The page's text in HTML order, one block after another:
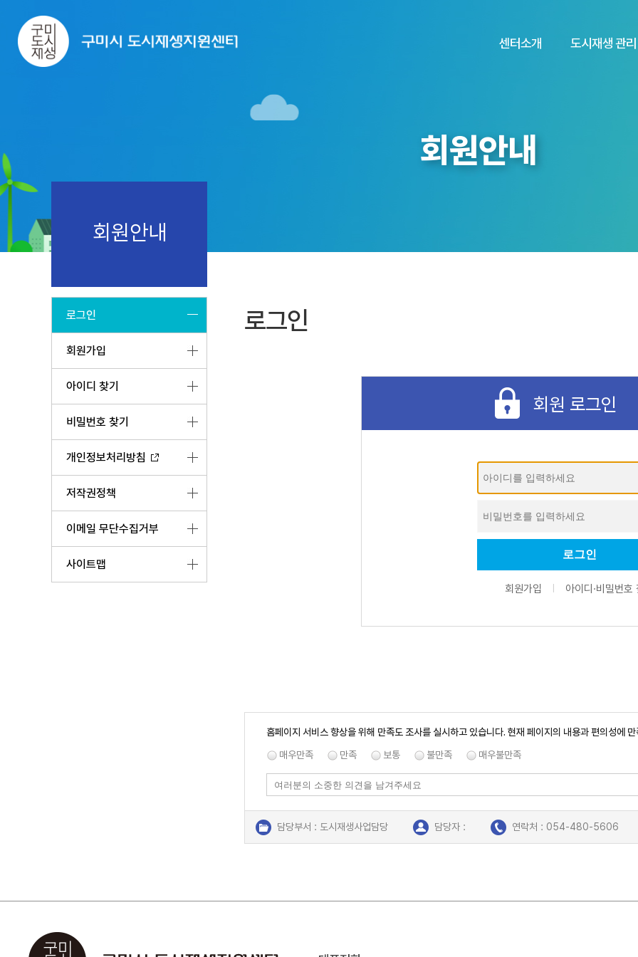
센터소개 도시재생 관리
회원안내
회원안내
로그인
회원가입
아이디 찾기
비밀번호 찾기
개인정보처리방침
저작권정책
이메일 무단수집거부
사이트맵
로그인
회원 로그인
회원가입 아이디·비밀번호
홈페이지 서비스 향상을 위해 만족도 조사를 실시하고 있습니다. 현재 페이지의 내용과 편의성에
매우만족
만족 보통 불만족 매우불만족
담당부서 : 도시재생사업담당 담당자 : 연락처 : 054-480-5606